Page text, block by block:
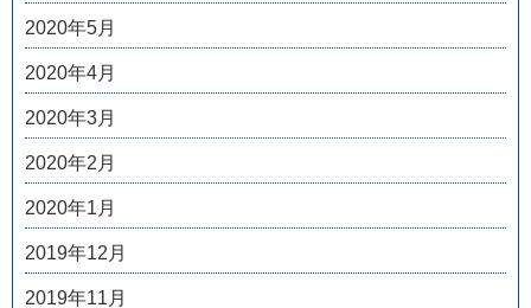
2020年5月
2020年4月
2020年3月
2020年2月
2020年1月
2019年12月
2019年11月